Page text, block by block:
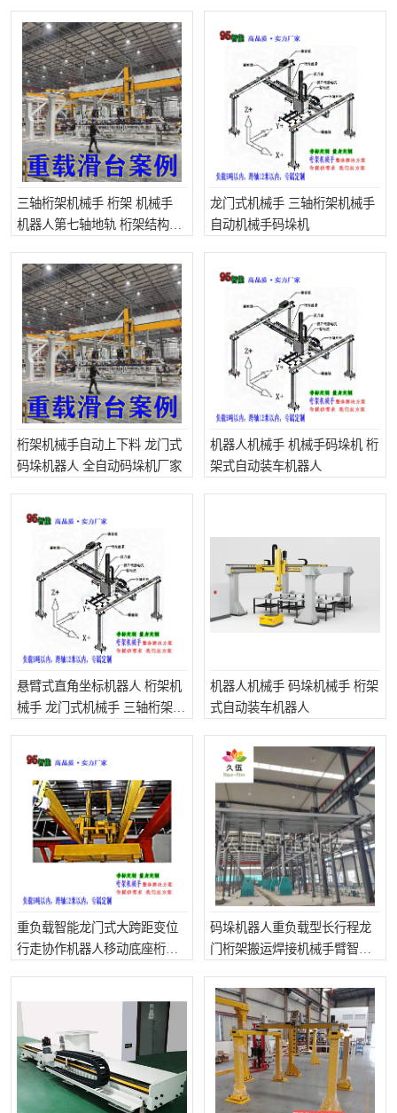
三轴桁架机械手 桁架 机械手
机器人第七轴地轨 桁架结构机
自动码垛机厂家
龙门式机械手 三轴桁架机械手
自动机械手码垛机
桁架机械手自动上下料 龙门式
码垛机器人 全自动码垛机厂家
机器人机械手 机械手码垛机 桁
架式自动装车机器人
悬臂式直角坐标机器人 桁架机
械手 龙门式机械手 三轴桁架机
机器人机械手 码垛机械手 桁架
式自动装车机器人
重负载智能龙门式大跨距变位
行走协作机器人移动底座桁架
码垛机器人重负载型长行程龙
门桁架搬运焊接机械手臂智能